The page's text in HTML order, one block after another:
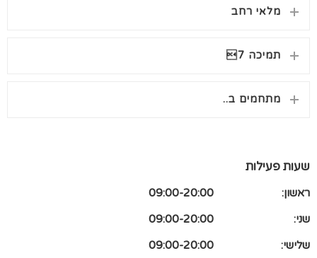
מלאי רחב
תמיכה 7
מתחמים ב..
שעות פעילות
ראשון: 09:00-20:00
שני: 09:00-20:00
שלישי: 09:00-20:00